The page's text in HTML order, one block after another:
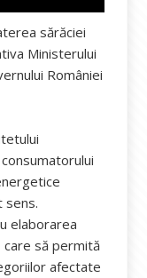
sărăciei
Ministerului
României
sens.
elaborarea
să permită
afectate